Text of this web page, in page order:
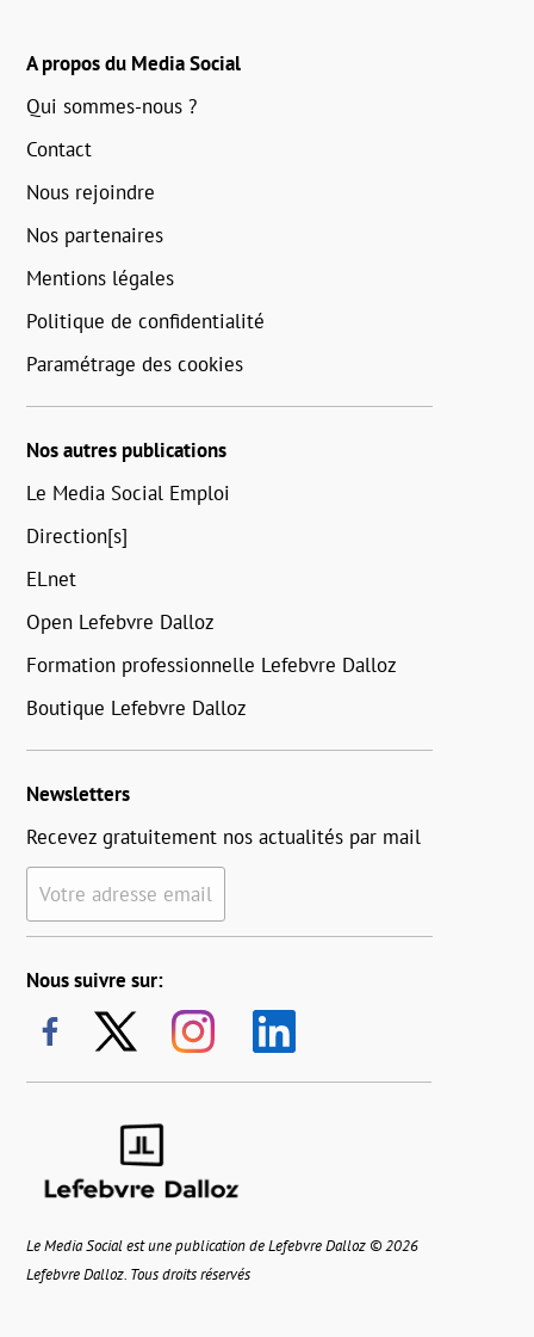
A propos du Media Social
Qui sommes-nous ?
Contact
Nous rejoindre
Nos partenaires
Mentions légales
Politique de confidentialité
Paramétrage des cookies
Nos autres publications
Le Media Social Emploi
Direction[s]
ELnet
Open Lefebvre Dalloz
Formation professionnelle Lefebvre Dalloz
Boutique Lefebvre Dalloz
Newsletters
Recevez gratuitement nos actualités par mail
Votre adresse email
Nous suivre sur:
Le Media Social est une publication de Lefebvre Dalloz © 2026
Lefebvre Dalloz. Tous droits réservés